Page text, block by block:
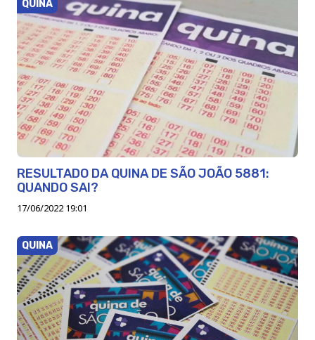
QUINA
RESULTADO DA QUINA DE SÃO JOÃO 5881:
QUANDO SAI?
17/06/2022 19:01
QUINA